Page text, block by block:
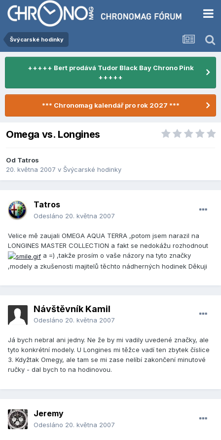
Švýcarské hodinky
+++++ Bert prodává Tudor Black Bay Chrono Pink
+++++
*** Chronomag kalendář pro rok 2027 ***
Omega vs. Longines
Od Tatros
20. května 2007 v Švýcarské hodinky
Tatros
Odesláno 20. května 2007
Velice mě zaujali OMEGA AQUA TERRA ,potom jsem narazil na
LONGINES MASTER COLLECTION a fakt se nedokážu rozhodnout
a =) ,takže prosím o vaše názory na tyto značky
,modely a zkušenosti majitelů těchto nádherných hodinek Děkuji
Návštěvník Kamil
Odesláno 20. května 2007
Já bych nebral ani jedny. Ne že by mi vadily uvedené značky, ale
tyto konkrétní modely. U Longines mi těžce vadí ten zbytek číslice
3. Kdyžtak Omegy, ale tam se mi zase nelíbí zakončení minutové
ručky - dal bych to na hodinovou.
Jeremy
Odesláno 20. května 2007